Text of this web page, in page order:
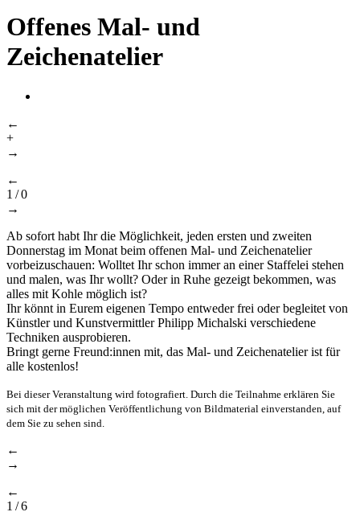
Offenes Mal- und
Zeichenatelier
←
+
→
←
1 /0
→
Ab sofort habt Ihr die Möglichkeit, jeden ersten und zweiten
Donnerstag im Monat beim offenen Mal- und Zeichenatelier
vorbeizuschauen: Wolltet Ihr schon immer an einer Staffelei stehen
und malen, was Ihr wollt? Oder in Ruhe gezeigt bekommen, was
alles mit Kohle möglich ist?
Ihr könnt in Eurem eigenen Tempo entweder frei oder begleitet von
Künstler und Kunstvermittler Philipp Michalski verschiedene
Techniken ausprobieren.
Bringt gerne Freund:innen mit, das Mal- und Zeichenatelier ist für
alle kostenlos!
Bei dieser Veranstaltung wird fotografiert. Durch die Teilnahme erklären Sie
sich mit der möglichen Veröffentlichung von Bildmaterial einverstanden, auf
dem Sie zu sehen sind.
←
→
←
1 /6